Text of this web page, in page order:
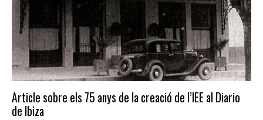
Article sobre els 75 anys de la creació de l’IEE al Diario
de Ibiza